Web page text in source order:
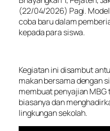
(22/04/2026) Pagi.
coba baru dalam
kepada para siswa.
Kegiatan ini disambut
makan bersama dengan
membuat penyajian MBG
biasanya dan
lingkungan sekolah.